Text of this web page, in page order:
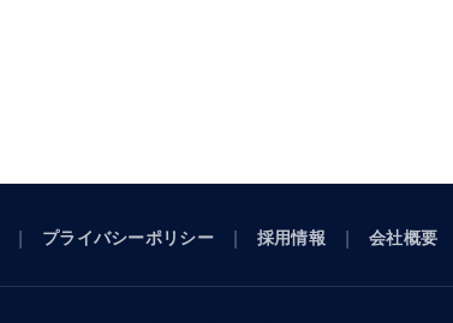
プライバシーポリシー 採用情報 会社概要